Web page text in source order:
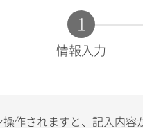
1
現
情報入力
作されますと、記入内容